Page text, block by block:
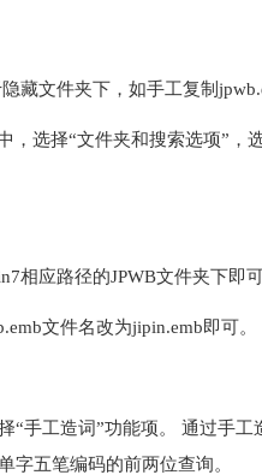
藏文件夹下，如手工复制
，选择“文件夹和搜索选项”，
相应路径的JPWB文件夹下即可
文件名改为jipin.emb即可。
“手工造词”功能项。 通过手
字五笔编码的前两位查询。